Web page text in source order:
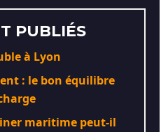
PUBLIÉS
à Lyon
: le bon équilibre
maritime peut-il